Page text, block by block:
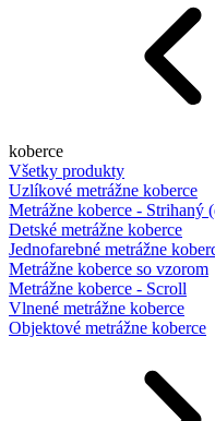
koberce
Všetky produkty
Uzlíkové metrážne koberce
Metrážne koberce - Strihaný
Detské metrážne koberce
Jednofarebné metrážne
Metrážne koberce so vzorom
Metrážne koberce - Scroll
Vlnené metrážne koberce
Objektové metrážne koberce